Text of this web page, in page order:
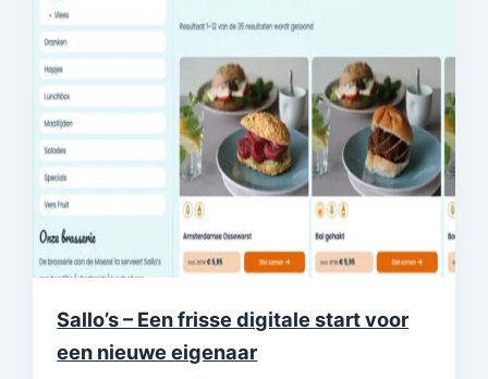
Sallo’s – Een frisse digitale start voor
een nieuwe eigenaar